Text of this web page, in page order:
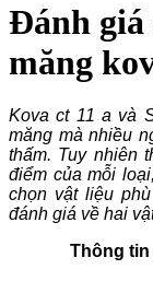
Đánh giá
măng
Kova ct 11 a và
măng mà nhiều
thấm. Tuy nhiên
điểm của mỗi
chọn vật liệu
đánh giá về hai
Thông tin